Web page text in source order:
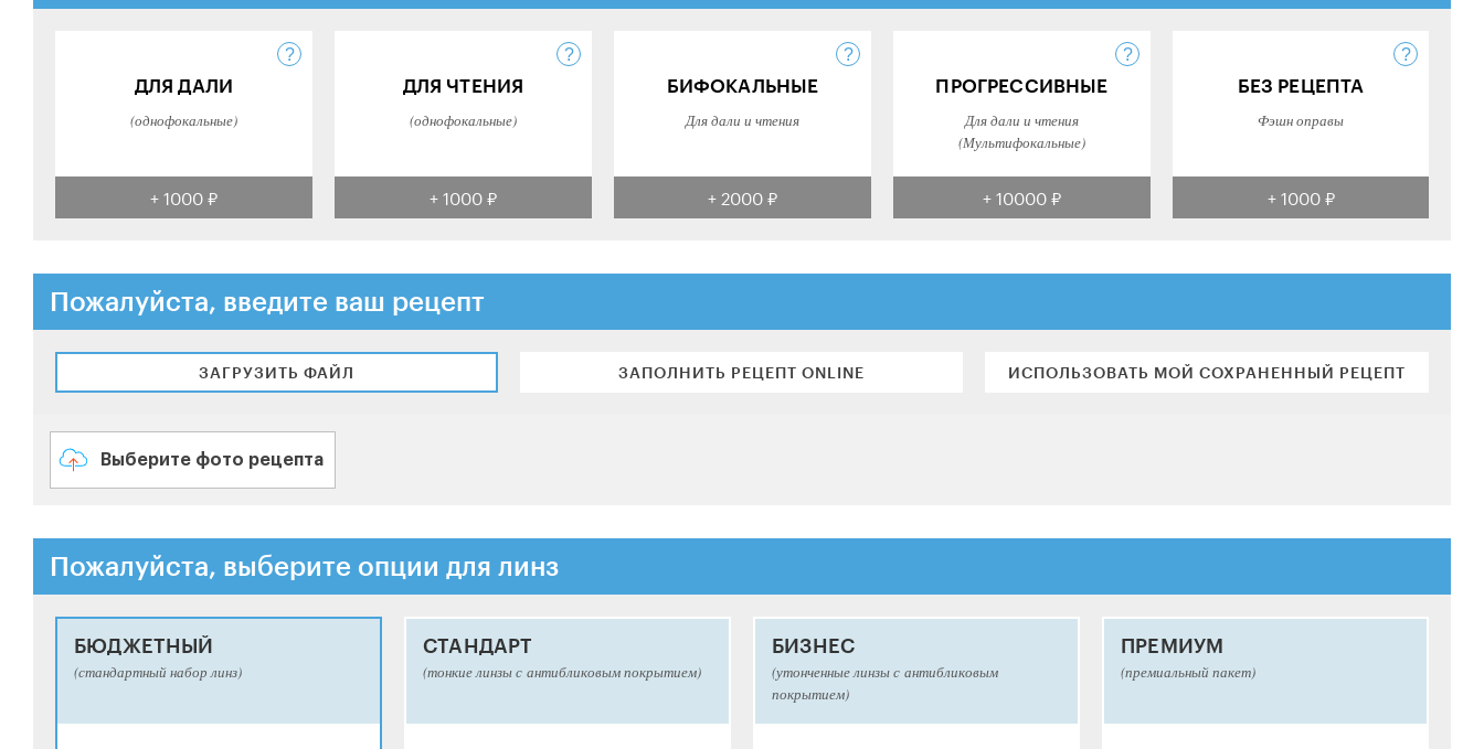
ДЛЯ ДАЛИ
(однофокальные)
+ 1000 ₽
ДЛЯ ЧТЕНИЯ
(однофокальные)
+ 1000 ₽
БИФОКАЛЬНЫЕ
Для дали и чтения
+ 2000 ₽
ПРОГРЕССИВНЫЕ
Для дали и чтения
(Мультифокальные)
+ 10000 ₽
БЕЗ РЕЦЕПТА
Фэшн оправы
+ 1000 ₽
Пожалуйста, введите ваш рецепт
ЗАГРУЗИТЬ ФАЙЛ ЗАПОЛНИТЬ РЕЦЕПТ ONLINE ИСПОЛЬЗОВАТЬ МОЙ СОХРАНЕННЫЙ РЕЦЕПТ
Выберите фото рецепта
Пожалуйста, выберите опции для линз
БЮДЖЕТНЫЙ
(стандартный набор линз)
СТАНДАРТ
(тонкие линзы с антибликовым покрытием)
БИЗНЕС
(утонченные линзы с антибликовым
покрытием)
ПРЕМИУМ
(премиальный пакет)